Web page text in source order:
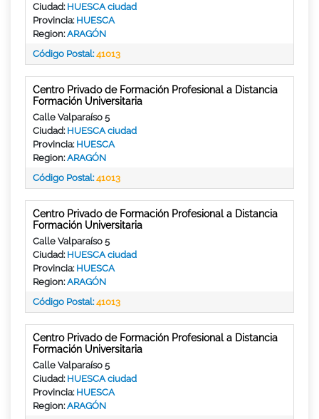
Ciudad: HUESCA ciudad
Provincia: HUESCA
Region:ARAGÓN
Código Postal:41013
Centro Privado de Formación Profesional a Distancia
Formación Universitaria
Calle Valparaíso 5
Ciudad: HUESCA ciudad
Provincia: HUESCA
Region:ARAGÓN
Código Postal:41013
Centro Privado de Formación Profesional a Distancia
Formación Universitaria
Calle Valparaíso 5
Ciudad: HUESCA ciudad
Provincia: HUESCA
Region:ARAGÓN
Código Postal:41013
Centro Privado de Formación Profesional a Distancia
Formación Universitaria
Calle Valparaíso 5
Ciudad: HUESCA ciudad
Provincia: HUESCA
Region:ARAGÓN